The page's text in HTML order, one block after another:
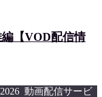
【VOD配信情
動画配信サービ